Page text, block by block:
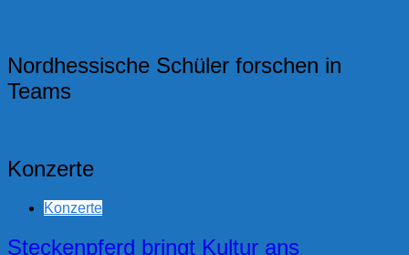
Nordhessische Schüler forschen in
Teams
Konzerte
Konzerte
Steckenpferd bringt Kultur ans